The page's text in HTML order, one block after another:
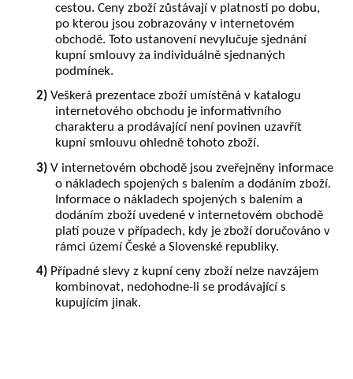
cestou. Ceny zboží zůstávají v platnosti po dobu,
po kterou jsou zobrazovány v internetovém
obchodě. Toto ustanovení nevylučuje sjednání
kupní smlouvy za individuálně sjednaných
podmínek.
2) Veškerá prezentace zboží umístěná v katalogu
internetového obchodu je informativního
charakteru a prodávající není povinen uzavřít
kupní smlouvu ohledně tohoto zboží.
3) V internetovém obchodě jsou zveřejněny informace
o nákladech spojených s balením a dodáním zboží.
Informace o nákladech spojených s balením a
dodáním zboží uvedené v internetovém obchodě
platí pouze v případech, kdy je zboží doručováno v
rámci území České a Slovenské republiky.
4) Případné slevy z kupní ceny zboží nelze navzájem
kombinovat, nedohodne-li se prodávající s
kupujícím jinak.